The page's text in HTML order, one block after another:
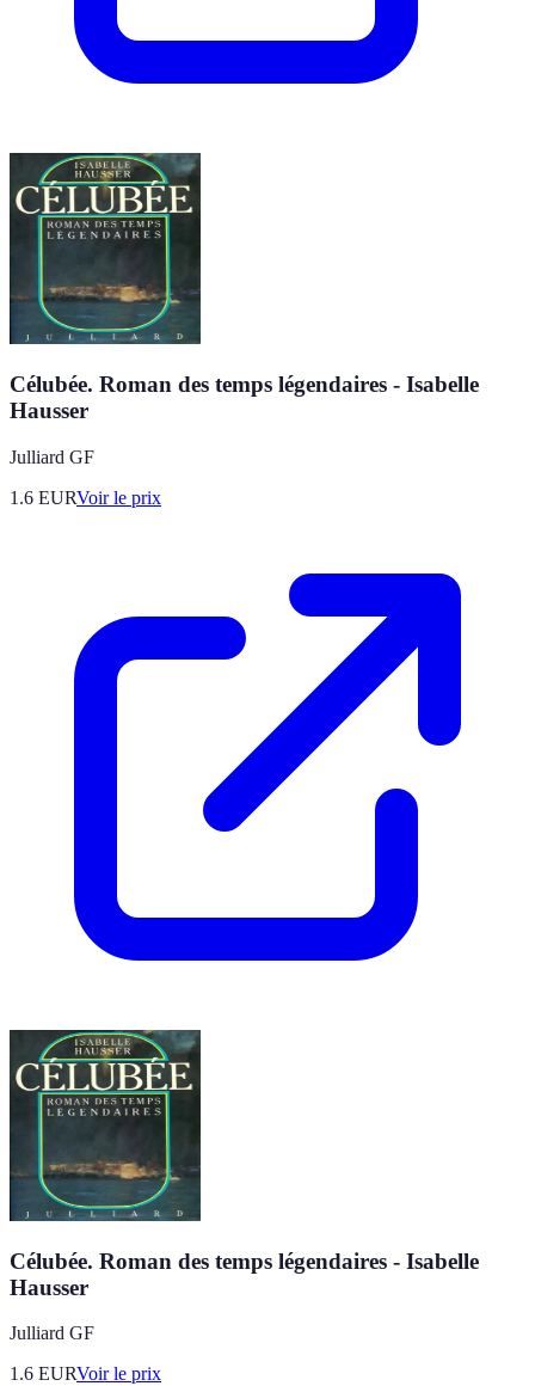
Célubée. Roman des temps légendaires - Isabelle
Hausser
Julliard GF
1.6 EURVoir le prix
Célubée. Roman des temps légendaires - Isabelle
Hausser
Julliard GF
1.6 EURVoir le prix